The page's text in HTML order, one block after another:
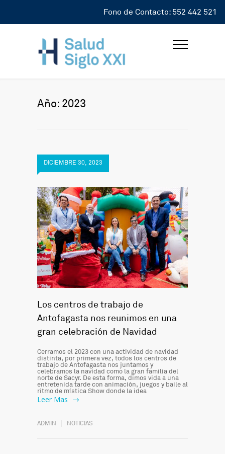
Fono de Contacto: 552 442 521
Año: 2023
DICIEMBRE 30, 2023
Los centros de trabajo de
Antofagasta nos reunimos en una
gran celebración de Navidad
Cerramos el 2023 con una actividad de navidad
distinta, por primera vez, todos los centros de
trabajo de Antofagasta nos juntamos y
celebramos la navidad como la gran familia del
norte de Sacyr. De esta forma, dimos vida a una
entretenida tarde con animación, juegos y baile al
ritmo de mística Show donde la idea
Leer Mas
ADMIN NOTICIAS